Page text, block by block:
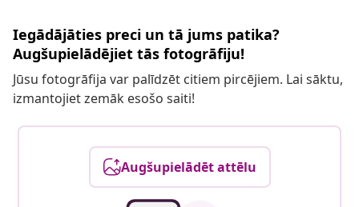
Iegādājāties preci un tā jums patika?
Augšupielādējiet tās fotogrāfiju!
Jūsu fotogrāfija var palīdzēt citiem pircējiem. Lai sāktu,
izmantojiet zemāk esošo saiti!
Augšupielādēt attēlu